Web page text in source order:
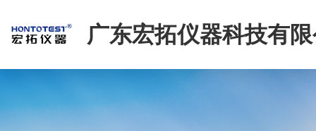
广东宏拓仪器科技有